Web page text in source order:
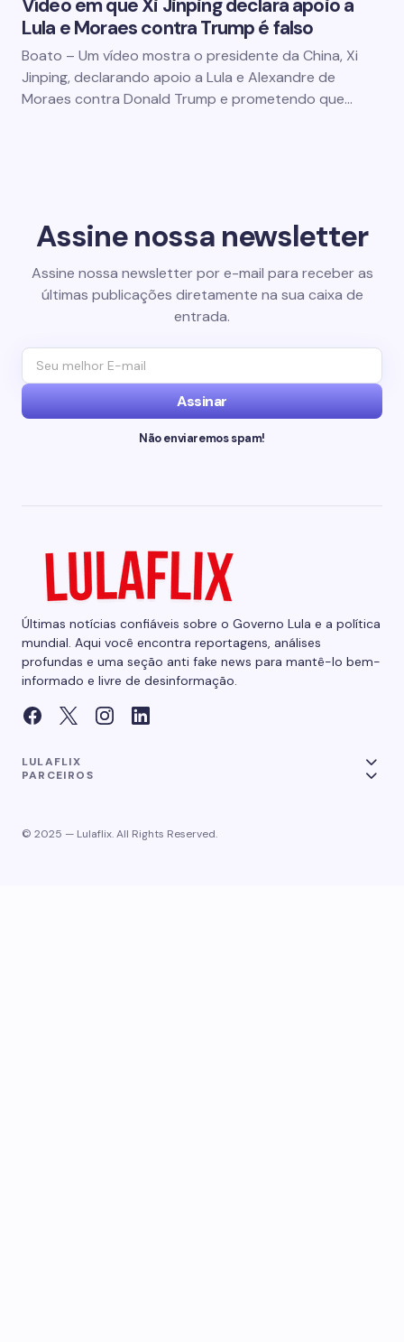
Vídeo em que Xi Jinping declara apoio a
Lula e Moraes contra Trump é falso
Boato – Um vídeo mostra o presidente da China, Xi
Jinping, declarando apoio a Lula e Alexandre de
Moraes contra Donald Trump e prometendo que…
Assine nossa newsletter
Assine nossa newsletter por e-mail para receber as
últimas publicações diretamente na sua caixa de
entrada.
Assinar
Não enviaremos spam!
Últimas notícias confiáveis sobre o Governo Lula e a política
mundial. Aqui você encontra reportagens, análises
profundas e uma seção anti fake news para mantê-lo bem-
informado e livre de desinformação.
LULAFLIX
PARCEIROS
© 2025 — Lulaflix. All Rights Reserved.